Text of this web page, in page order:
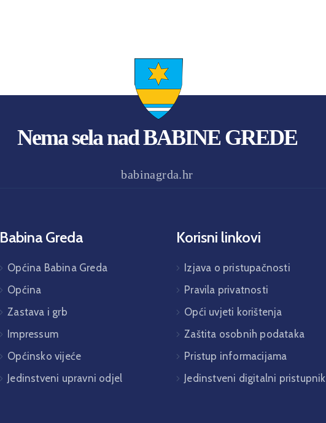
Nema sela nad BABINE GREDE
babinagrda.hr
Babina Greda
Općina Babina Greda
Općina
Zastava i grb
Impressum
Općinsko vijeće
Jedinstveni upravni odjel
Korisni linkovi
Izjava o pristupačnosti
Pravila privatnosti
Opći uvjeti korištenja
Zaštita osobnih podataka
Pristup informacijama
Jedinstveni digitalni pristupnik